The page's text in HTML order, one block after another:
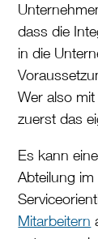
dass die
in die
Wer also
zuerst das
Es kann
Abteilung
Mitarbeitern